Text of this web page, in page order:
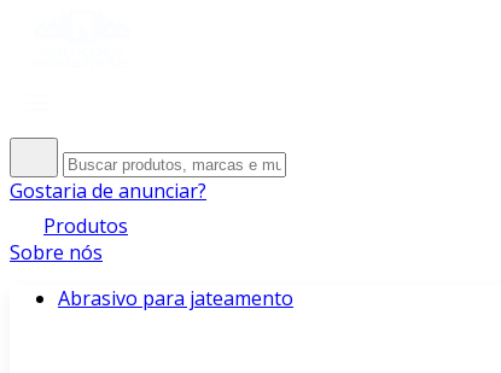
Gostaria de anunciar?
Produtos
Sobre nós
Abrasivo para jateamento